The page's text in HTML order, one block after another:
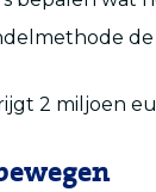
de
2 miljoen